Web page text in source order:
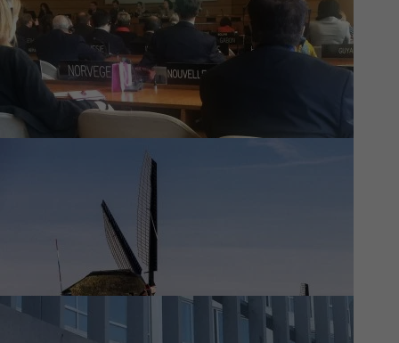
Waar wij aan werken